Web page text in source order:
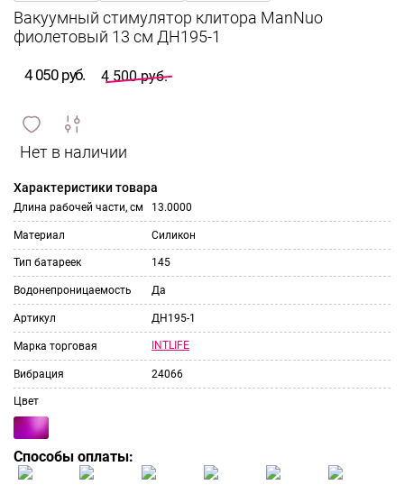
4 050 руб. 4 500 руб.
и
сравнить
ИЗБРАННОЕ
Характеристики товара
Длина рабочей части, см 13.0000
Материал Силикон
Тип батареек 145
Водонепроницаемость Да
Артикул ДН195-1
Марка торговая INTLIFE
Вибрация 24066
Цвет
Способы оплаты: